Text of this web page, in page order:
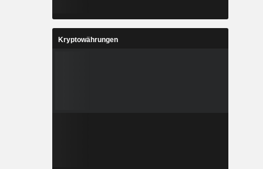
Kryptowährungen